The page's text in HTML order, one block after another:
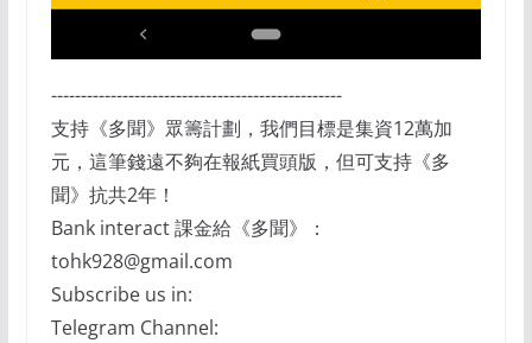
-------------------------------------------------
支持《多聞》眾籌計劃，我們目標是集資12萬加
元，這筆錢遠不夠在報紙買頭版，但可支持《多
聞》抗共2年！
Bank interact 課金給《多聞》：
tohk928@gmail.com
Subscribe us in:
Telegram Channel: